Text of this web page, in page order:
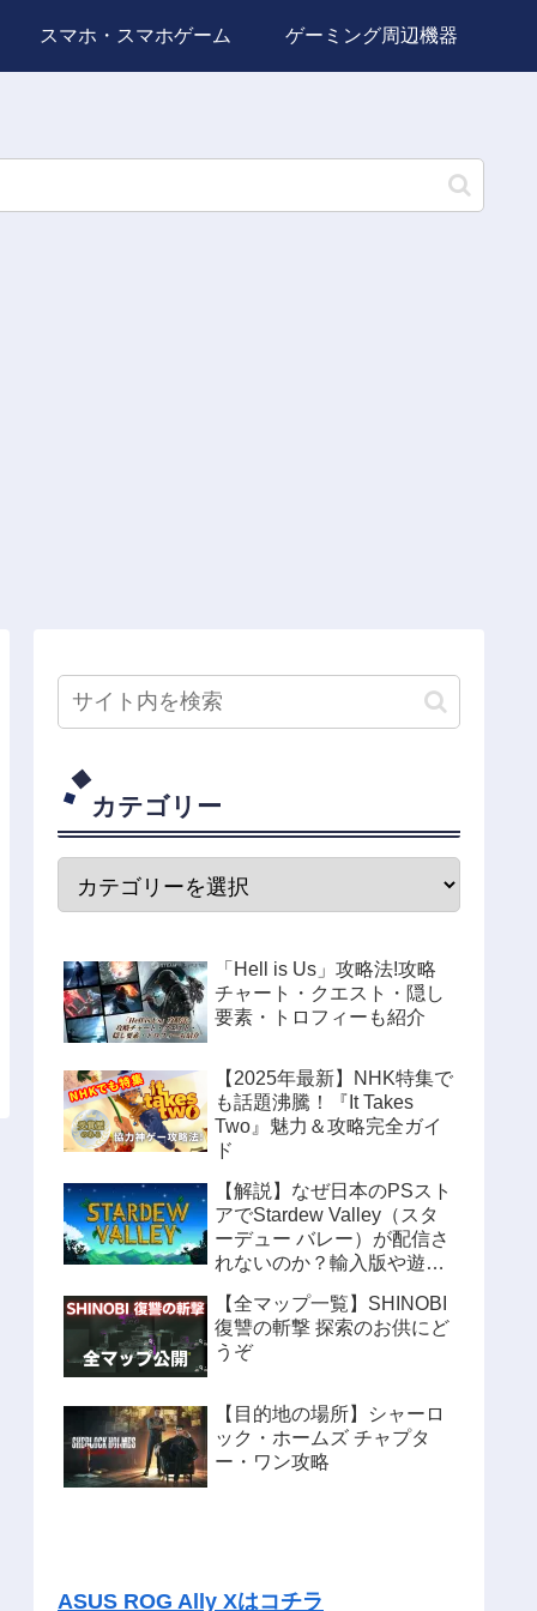
スマホ・スマホゲーム ゲーミング周辺機器
カテゴリー
「Hell is Us」攻略法!攻略
チャート・クエスト・隠し
要素・トロフィーも紹介
【2025年最新】NHK特集で
も話題沸騰！『It Takes
Two』魅力＆攻略完全ガイ
ド
【解説】なぜ日本のPSスト
アでStardew Valley（スタ
ーデュー バレー）が配信さ
れないのか？輸入版や遊ぶ
【全マップ一覧】SHINOBI
復讐の斬撃 探索のお供にど
うぞ
【目的地の場所】シャーロ
ック・ホームズ チャプタ
ー・ワン攻略
ASUS ROG Ally Xはコチラ